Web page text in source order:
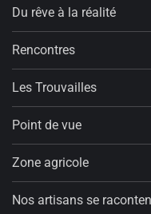
Du rêve à la réalité
Rencontres
Les Trouvailles
Point de vue
Zone agricole
Nos artisans se